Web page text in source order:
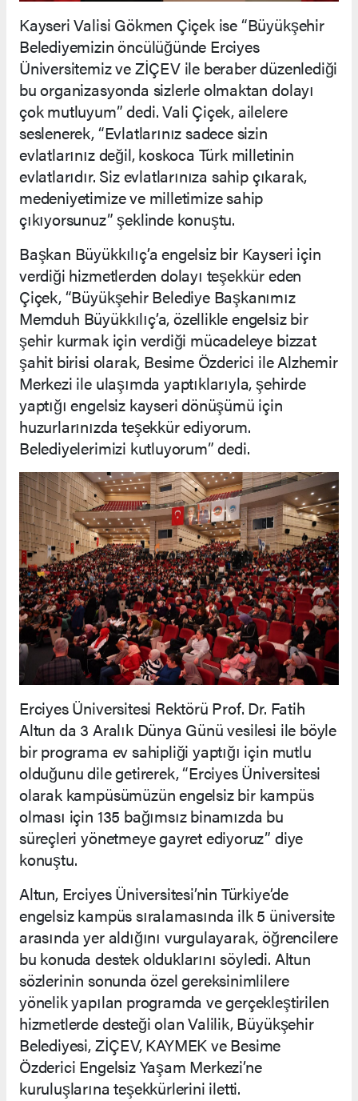
Kayseri Valisi Gökmen Çiçek ise “Büyükşehir
Belediyemizin öncülüğünde Erciyes
Üniversitemiz ve ZİÇEV ile beraber düzenlediği
bu organizasyonda sizlerle olmaktan dolayı
çok mutluyum” dedi. Vali Çiçek, ailelere
seslenerek, “Evlatlarınız sadece sizin
evlatlarınız değil, koskoca Türk milletinin
evlatlarıdır. Siz evlatlarınıza sahip çıkarak,
medeniyetimize ve milletimize sahip
çıkıyorsunuz” şeklinde konuştu.
Başkan Büyükkılıç’a engelsiz bir Kayseri için
verdiği hizmetlerden dolayı teşekkür eden
Çiçek, “Büyükşehir Belediye Başkanımız
Memduh Büyükkılıç’a, özellikle engelsiz bir
şehir kurmak için verdiği mücadeleye bizzat
şahit birisi olarak, Besime Özderici ile Alzhemir
Merkezi ile ulaşımda yaptıklarıyla, şehirde
yaptığı engelsiz kayseri dönüşümü için
huzurlarınızda teşekkür ediyorum.
Belediyelerimizi kutluyorum” dedi.
Erciyes Üniversitesi Rektörü Prof. Dr. Fatih
Altun da 3 Aralık Dünya Günü vesilesi ile böyle
bir programa ev sahipliği yaptığı için mutlu
olduğunu dile getirerek, “Erciyes Üniversitesi
olarak kampüsümüzün engelsiz bir kampüs
olması için 135 bağımsız binamızda bu
süreçleri yönetmeye gayret ediyoruz” diye
konuştu.
Altun, Erciyes Üniversitesi’nin Türkiye’de
engelsiz kampüs sıralamasında ilk 5 üniversite
arasında yer aldığını vurgulayarak, öğrencilere
bu konuda destek olduklarını söyledi. Altun
sözlerinin sonunda özel gereksinimlilere
yönelik yapılan programda ve gerçekleştirilen
hizmetlerde desteği olan Valilik, Büyükşehir
Belediyesi, ZİÇEV, KAYMEK ve Besime
Özderici Engelsiz Yaşam Merkezi’ne
kuruluşlarına teşekkürlerini iletti.